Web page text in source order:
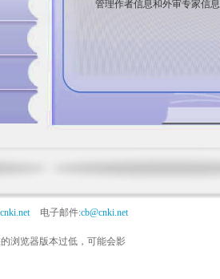
管理作者信息和外审专家信息
电子邮件:cb@cnki.net
浏览器版本过低，可能会影